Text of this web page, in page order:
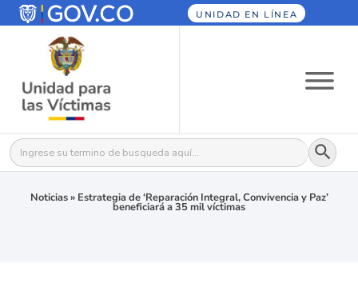
UNIDAD EN LÍNEA
Buscar: Botón
Noticias» Estrategia de ‘Reparación Integral, Convivencia y Paz’
beneficiará a 35 mil víctimas